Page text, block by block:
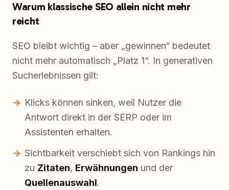
Warum klassische SEO allein nicht mehr
reicht
SEO bleibt wichtig – aber „gewinnen“ bedeutet
nicht mehr automatisch „Platz 1“. In generativen
Sucherlebnissen gilt:
Klicks können sinken, weil Nutzer die
Antwort direkt in der SERP oder im
Assistenten erhalten.
Sichtbarkeit verschiebt sich von Rankings hin
zu Zitaten, Erwähnungen und der
Quellenauswahl.